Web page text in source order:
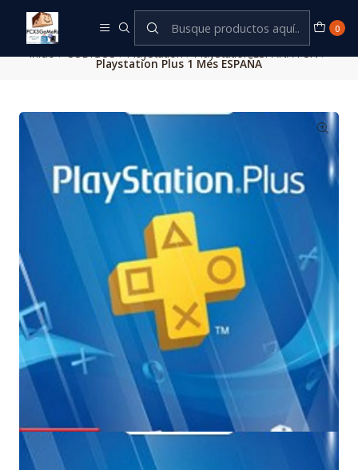
0
Inicio CODIGOS PlayStation PlayStation ESPAÑA PSN
Playstation Plus 1 Mes ESPAÑA